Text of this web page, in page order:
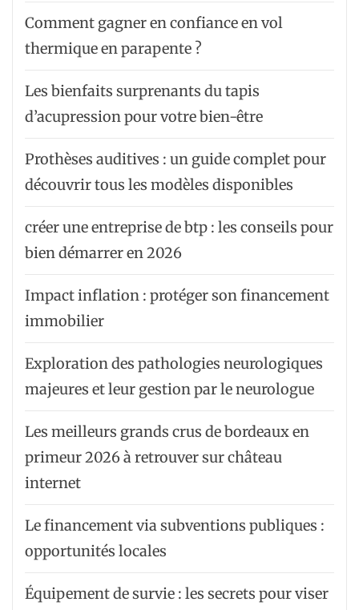
Comment gagner en confiance en vol
thermique en parapente ?
Les bienfaits surprenants du tapis
d’acupression pour votre bien-être
Prothèses auditives : un guide complet pour
découvrir tous les modèles disponibles
créer une entreprise de btp : les conseils pour
bien démarrer en 2026
Impact inflation : protéger son financement
immobilier
Exploration des pathologies neurologiques
majeures et leur gestion par le neurologue
Les meilleurs grands crus de bordeaux en
primeur 2026 à retrouver sur château
internet
Le financement via subventions publiques :
opportunités locales
Équipement de survie : les secrets pour viser